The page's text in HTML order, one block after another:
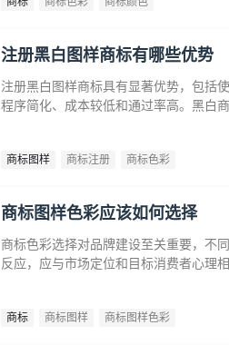
注册黑白图样商标有哪些优势
注册黑白图样商标具有显著优势，包括
程序简化、成本较低和通过率高。黑白
商标图样 商标注册 商标色彩
商标图样色彩应该如何选择
商标色彩选择对品牌建设至关重要，不
反应，应与市场定位和目标消费者心理
商标 商标图样 商标图样色彩